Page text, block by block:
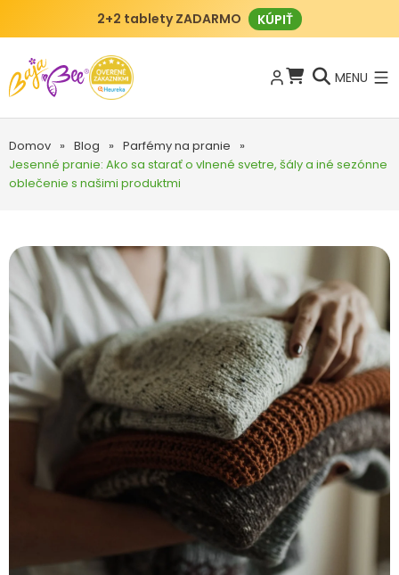
2+2 tablety ZADARMO KÚPIŤ
MENU
Domov » Blog » Parfémy na pranie
»
Jesenné pranie: Ako sa starať o vlnené svetre, šály a iné sezónne
oblečenie s našimi produktmi